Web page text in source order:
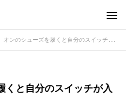
オンのシューズを履くと自分のスイッチが入るという想いを込めて「On」
くと自分のスイッチが入